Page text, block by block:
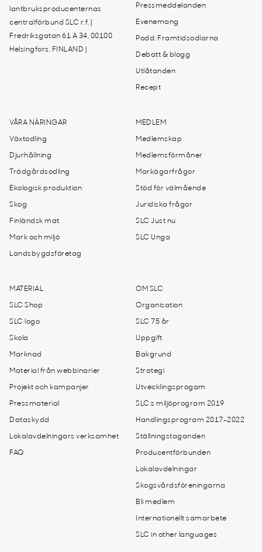
lantbruksproducenternas
centralförbund SLC r.f. |
Fredriksgatan 61 A 34, 00100
Helsingfors, FINLAND |
Pressmeddelanden
Evenemang
Podd: Framtidsodlarna
Debatt & blogg
Utlåtanden
Recept
VÅRA NÄRINGAR
Växtodling
Djurhållning
Trädgårdsodling
Ekologisk produktion
Skog
Finländsk mat
Mark och miljö
Landsbygdsföretag
MEDLEM
Medlemskap
Medlemsförmåner
Markägarfrågor
Stöd för välmående
Juridiska frågor
SLC Just nu
SLC Unga
MATERIAL
SLC Shop
SLC logo
Skola
Marknad
Material från webbinarier
Projekt och kampanjer
Pressmaterial
Dataskydd
Lokalavdelningars verksamhet
FAQ
OM SLC
Organisation
SLC 75 år
Uppgift
Bakgrund
Strategi
Utvecklingsprogam
SLC:s miljöprogram 2019
Handlingsprogram 2017-2022
Ställningstaganden
Producentförbunden
Lokalavdelningar
Skogsvårdsföreningarna
Bli medlem
Internationellt samarbete
SLC in other languages